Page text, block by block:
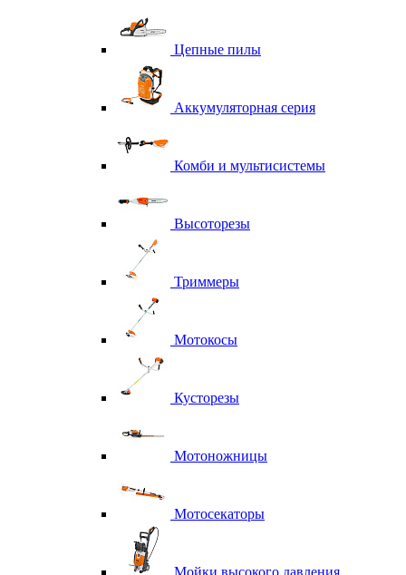
Цепные пилы
Аккумуляторная серия
Комби и мультисистемы
Высоторезы
Триммеры
Мотокосы
Кусторезы
Мотоножницы
Мотосекаторы
Мойки высокого давления